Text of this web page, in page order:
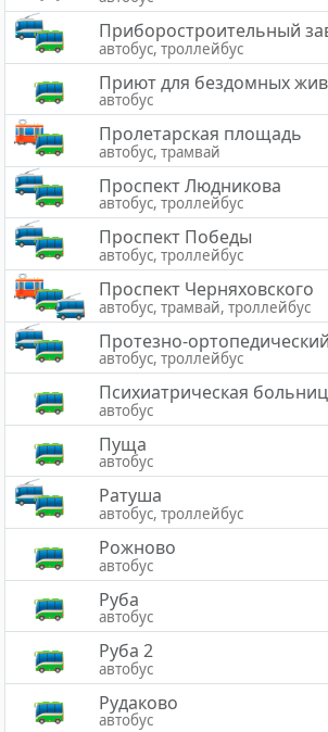
Приборостроительный
автобус, троллейбус
Приют для бездомных
автобус
Пролетарская площадь
автобус, трамвай
Проспект Людникова
автобус, троллейбус
Проспект Победы
автобус, троллейбус
Проспект Черняховского
автобус, трамвай, троллейбус
Протезно-
автобус, троллейбус
Психиатрическая
автобус
Пуща
автобус
Ратуша
автобус, троллейбус
Рожново
автобус
Руба
автобус
Руба 2
автобус
Рудаково
автобус